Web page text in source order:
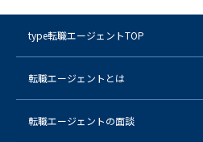
type転職エージェントTOP
転職エージェントとは
転職エージェントの面談